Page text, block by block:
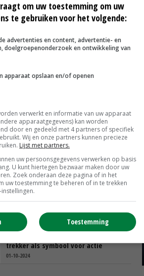
als Denemarken (1), Finland,
FDF gaat koers wijzigen: 'Boeren zijn
moegestreden'
21-10-2024
De Boerenprotesten - 5 jaar later:
middelvingers naar De Groot en
Klaver
08-10-2024
trekker als symbool voor actie
01-10-2024
om uw toestemming om uw
te gebruiken voor het volgende:
advertenties en content, advertentie- en
doelgroepenonderzoek en ontwikkeling van
apparaat opslaan en/of openen
verwerkt en informatie van uw apparaat
apparaatgegevens) kan worden
door en gedeeld met 4 partners of specifiek
Wij en onze partners kunnen precieze
Lijst met partners.
uw persoonsgegevens verwerken op basis
U kunt hiertegen bezwaar maken door uw
Zoek onderaan deze pagina of in het
uw toestemming te beheren of in te trekken
Toestemming